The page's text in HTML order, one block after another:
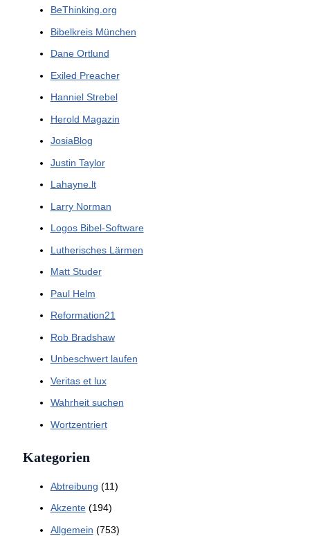
BeThinking.org
Bibelkreis München
Dane Ortlund
Exiled Preacher
Hanniel Strebel
Herold Magazin
JosiaBlog
Justin Taylor
Lahayne.lt
Larry Norman
Logos Bibel-Software
Lutherisches Lärmen
Matt Studer
Paul Helm
Reformation21
Rob Bradshaw
Unbeschwert laufen
Veritas et lux
Wahrheit suchen
Wortzentriert
Kategorien
Abtreibung (11)
Akzente(194)
Allgemein (753)